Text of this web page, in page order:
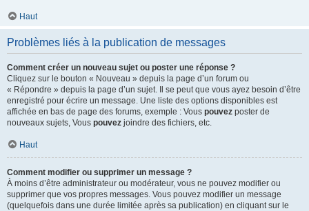
Haut
Problèmes liés à la publication de messages
Comment créer un nouveau sujet ou poster une réponse ?
Cliquez sur le bouton « Nouveau » depuis la page d’un forum ou
« Répondre » depuis la page d’un sujet. Il se peut que vous ayez besoin d’être
enregistré pour écrire un message. Une liste des options disponibles est
affichée en bas de page des forums, exemple : Vous pouvez poster de
nouveaux sujets, Vous pouvez joindre des fichiers, etc.
Haut
Comment modifier ou supprimer un message ?
À moins d’être administrateur ou modérateur, vous ne pouvez modifier ou
supprimer que vos propres messages. Vous pouvez modifier un message
(quelquefois dans une durée limitée après sa publication) en cliquant sur le